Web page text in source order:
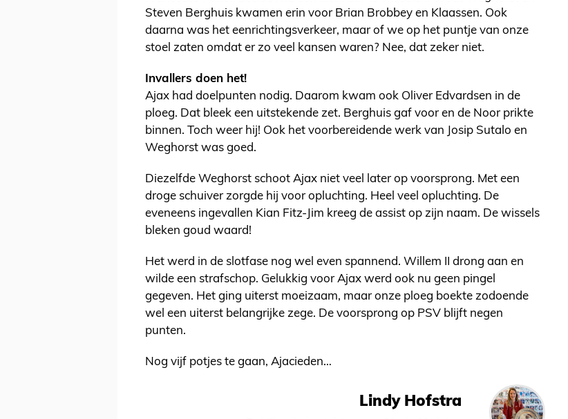
Steven Berghuis kwamen erin voor Brian Brobbey en Klaassen. Ook
daarna was het eenrichtingsverkeer, maar of we op het puntje van onze
stoel zaten omdat er zo veel kansen waren? Nee, dat zeker niet.
Invallers doen het!
Ajax had doelpunten nodig. Daarom kwam ook Oliver Edvardsen in de
ploeg. Dat bleek een uitstekende zet. Berghuis gaf voor en de Noor prikte
binnen. Toch weer hij! Ook het voorbereidende werk van Josip Sutalo en
Weghorst was goed.
Diezelfde Weghorst schoot Ajax niet veel later op voorsprong. Met een
droge schuiver zorgde hij voor opluchting. Heel veel opluchting. De
eveneens ingevallen Kian Fitz-Jim kreeg de assist op zijn naam. De wissels
bleken goud waard!
Het werd in de slotfase nog wel even spannend. Willem II drong aan en
wilde een strafschop. Gelukkig voor Ajax werd ook nu geen pingel
gegeven. Het ging uiterst moeizaam, maar onze ploeg boekte zodoende
wel een uiterst belangrijke zege. De voorsprong op PSV blijft negen
punten.
Nog vijf potjes te gaan, Ajacieden…
Lindy Hofstra